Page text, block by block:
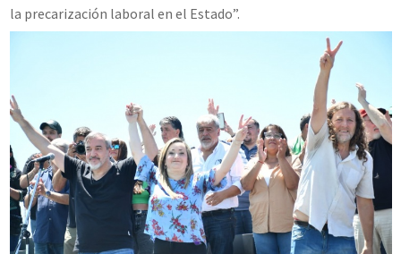
la precarización laboral en el Estado”.